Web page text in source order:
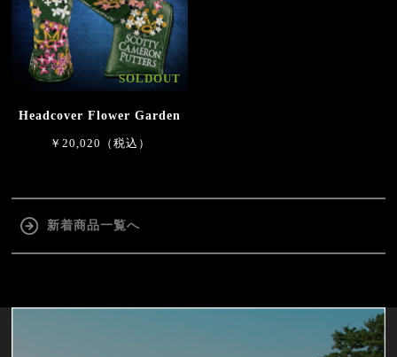
SOLDOUT
Headcover Flower Garden
￥20,020（税込）
新着商品一覧へ